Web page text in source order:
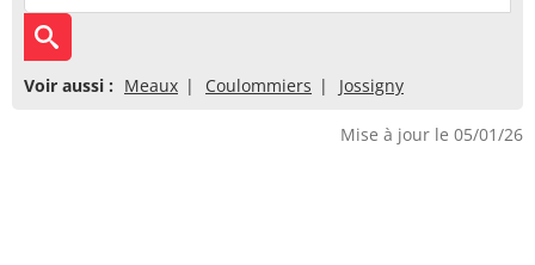
Voir aussi : Meaux Coulommiers Jossigny
Mise à jour le 05/01/26